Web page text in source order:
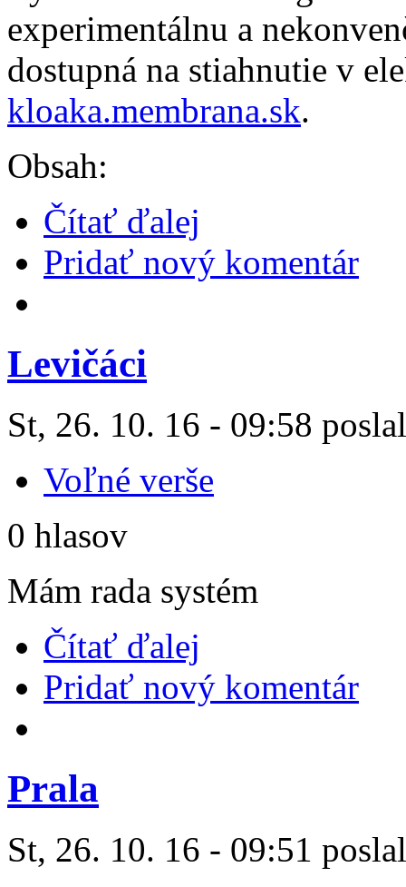
experimentálnu a
dostupná na stiahnutie v
kloaka.membrana.sk.
Obsah:
Čítať ďalej
Pridať nový komentár
Levičáci
St, 26. 10. 16 - 09:58
Voľné verše
0 hlasov
Mám rada systém
Čítať ďalej
Pridať nový komentár
Prala
St, 26. 10. 16 - 09:51